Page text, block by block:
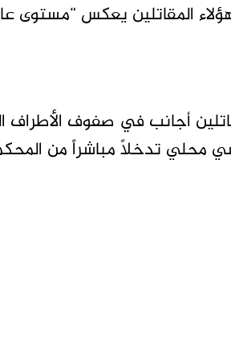
المقاتلين يعكس “مستوى
أجانب في صفوف الأطراف
محلي تدخلاً مباشراً من